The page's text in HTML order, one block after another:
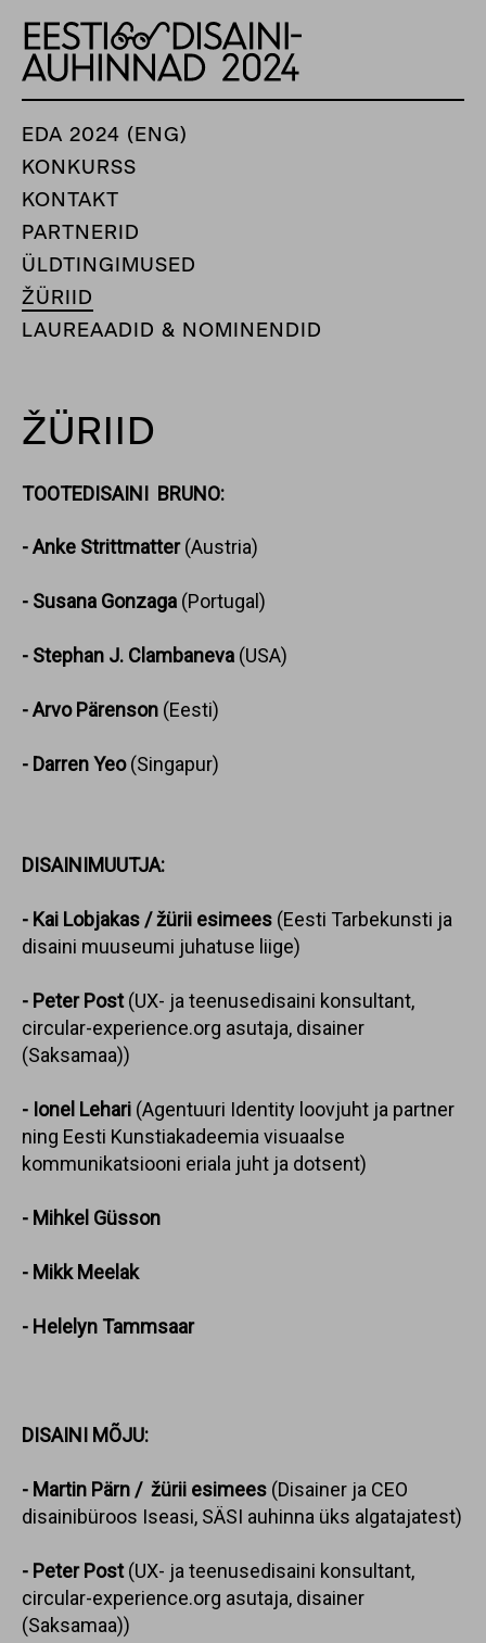
EDA 2024 (ENG)
KONKURSS
KONTAKT
PARTNERID
ÜLDTINGIMUSED
ŽÜRIID
LAUREAADID & NOMINENDID
ŽÜRIID
TOOTEDISAINI BRUNO:
- Anke Strittmatter(Austria)
- Susana Gonzaga (Portugal)
- Stephan J. Clambaneva (USA)
- Arvo Pärenson (Eesti)
- Darren Yeo(Singapur)
DISAINIMUUTJA:
- Kai Lobjakas / žürii esimees (Eesti Tarbekunsti ja
disaini muuseumi juhatuse liige)
- Peter Post(UX- ja teenusedisaini konsultant,
circular-experience.org asutaja, disainer
(Saksamaa))
- Ionel Lehari (Agentuuri Identity loovjuht ja partner
ning Eesti Kunstiakadeemia visuaalse
kommunikatsiooni eriala juht ja dotsent)
- Mihkel Güsson
- Mikk Meelak
- Helelyn Tammsaar
DISAINI MÕJU:
- Martin Pärn / žürii esimees (Disainer ja CEO
disainibüroos Iseasi, SÄSI auhinna üks algatajatest)
- Peter Post(UX- ja teenusedisaini konsultant,
circular-experience.org asutaja, disainer
(Saksamaa))